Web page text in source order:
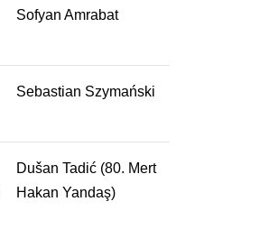
Sofyan Amrabat
Sebastian Szymański
Dušan Tadić (80. Mert
Hakan Yandaş)